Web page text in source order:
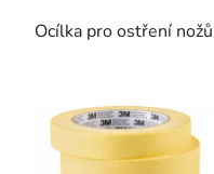
Ocílka pro ostření nožů